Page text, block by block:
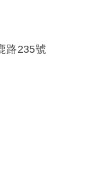
路235號